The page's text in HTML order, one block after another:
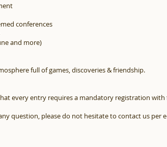
conferences
and more)
full of games, discoveries & friendship.
every entry requires a mandatory registration
question, please do not hesitate to contact us